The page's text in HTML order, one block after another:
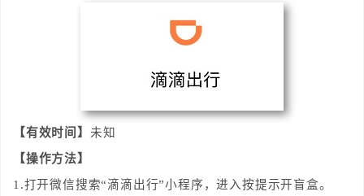
【有效时间】 未知
【操作方法】
1.打开微信搜索“滴滴出行”小程序，进入按提示开盲盒。